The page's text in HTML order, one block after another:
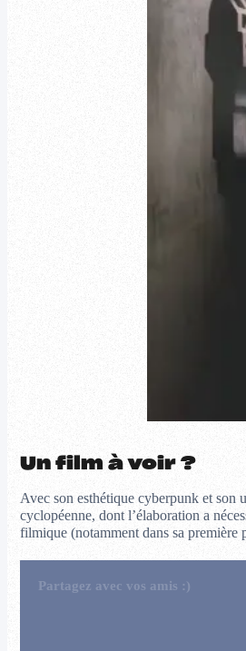
Un film à voir ?
Avec son esthétique cyberpunk et son
cyclopéenne, dont l’élaboration a
filmique (notamment dans sa
Partagez avec vos amis :)